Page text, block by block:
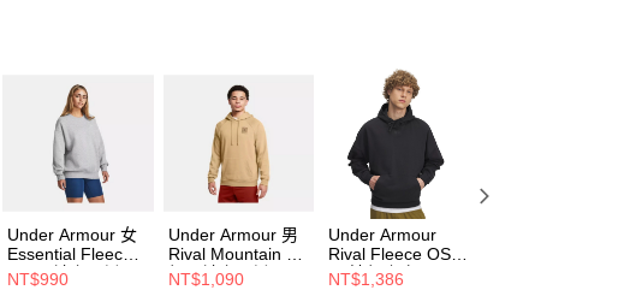
結果請求用戶進行身份認證。
５．嚴禁一人註冊多個帳號或使用他人資訊註冊。若發現惡意使用之情
形，恩沛科技股份有限公司將有權停止該用戶之使用額度並採取法律行
Under Armour 女
Essential Fleece
OS 長袖套頭衫
NT$990
Under Armour 男
Rival Mountain 連
帽長袖套頭衫
NT$1,090
Under Armour
Rival Fleece OS
男 連帽上衣
NT$1,386